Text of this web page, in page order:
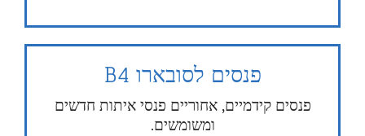
פנסים לסובארו B4
פנסים קידמיים, אחוריים פנסי איתות חדשים
ומשומשים.